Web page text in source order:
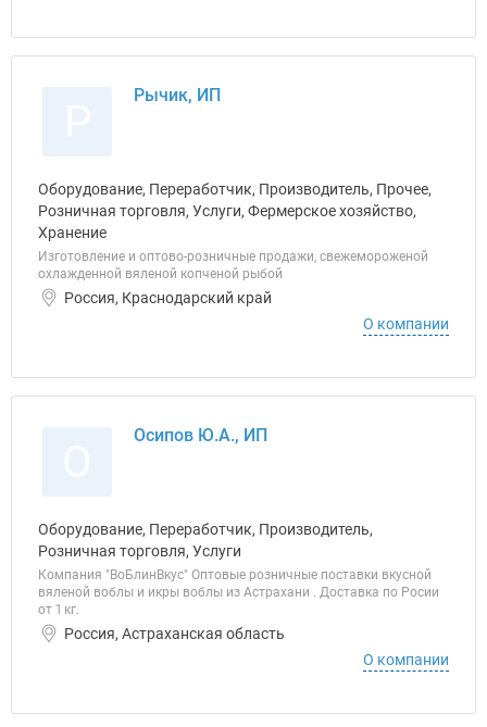
Рычик, ИП
Оборудование, Переработчик, Производитель, Прочее,
Розничная торговля, Услуги, Фермерское хозяйство,
Хранение
Изготовление и оптово-розничные продажи, свежемороженой
охлажденной вяленой копченой рыбой
Россия, Краснодарский край
О компании
Осипов Ю.А., ИП
Оборудование, Переработчик, Производитель,
Розничная торговля, Услуги
Компания "ВоБлинВкус" Оптовые розничные поставки вкусной
вяленой воблы и икры воблы из Астрахани . Доставка по Росии
от 1 кг.
Россия, Астраханская область
О компании